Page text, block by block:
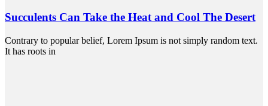
Succulents Can Take the Heat and Cool The Desert
Contrary to popular belief, Lorem Ipsum is not simply random text.
It has roots in